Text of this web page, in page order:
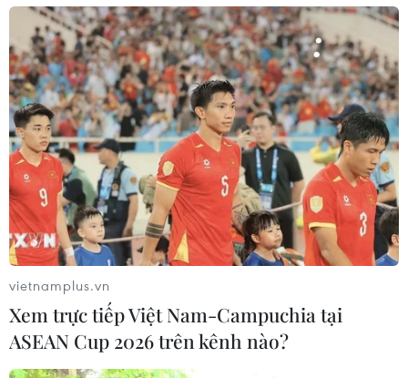
biện pháp cách ly theo quy định...
Ban Chỉ đạo phòng chống dịch COVID-19 thành
phố Hà Nội yêu cậu Ga Hà Nội tổ chức cho hành
khách điền tờ khai y tế và đo thân nhiệt hành
khách trước khi ra/vào ga và khử khuẩn tàu
theo quy định.
Bên cạnh đó, Hà Nội tiếp tục khoanh vùng cách
ly, xử lý triệt để hai ổ dịch phức tạp tại thôn Hạ
Lôi ( xã Mê Linh, huyện Mê Linh) và ổ dịch tại
xóm Trên (xã Dũng Tiến, huyện Thường Tín);
xét nghiệm nhanh tại cộng đồng để kịp thời
phát hiện các trường hợp mắc bệnh; xây dựng
chiến lược xét nghiệm trong giai đoạn mới theo
vietnamplus.vn
Xem trực tiếp Việt Nam-Campuchia tại
ASEAN Cup 2026 trên kênh nào?